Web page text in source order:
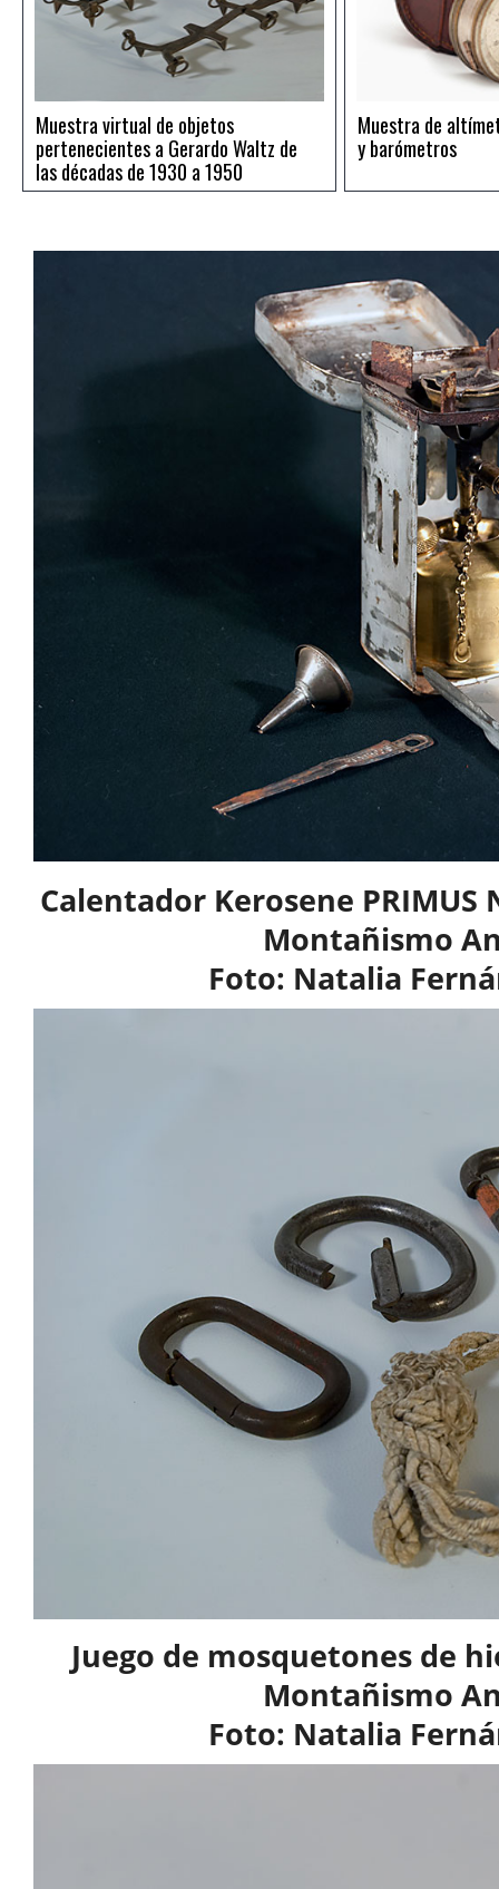
Muestra virtual de objetos
pertenecientes a Gerardo Waltz de
las décadas de 1930 a 1950
Muestra de
y barómetros
Calentador Kerosene PRIMUS
Montañismo
Foto: Natalia
Juego de mosquetones de
Montañismo
Foto: Natalia